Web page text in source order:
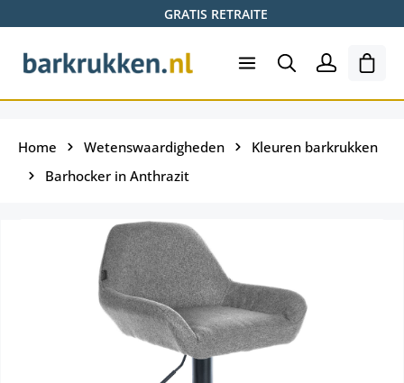
GRATIS RETRAITE
Home Wetenswaardigheden
Kleuren barkrukken
Barhocker in Anthrazit